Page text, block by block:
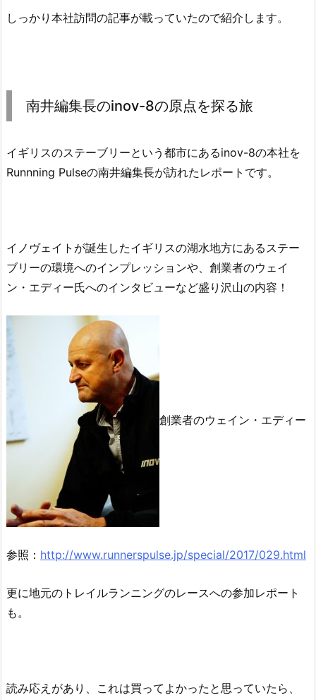
しっかり本社訪問の記事が載っていたので紹介します。
南井編集長のinov-8の原点を探る旅
イギリスのステーブリーという都市にあるinov-8の本社を
Runnning Pulseの南井編集長が訪れたレポートです。
イノヴェイトが誕生したイギリスの湖水地方にあるステー
ブリーの環境へのインプレッションや、創業者のウェイ
ン・エディー氏へのインタビューなど盛り沢山の内容！
創業者のウェイン・エディー
参照： http://www.runnerspulse.jp/special/2017/029.html
更に地元のトレイルランニングのレースへの参加レポート
も。
読み応えがあり、これは買ってよかったと思っていたら、